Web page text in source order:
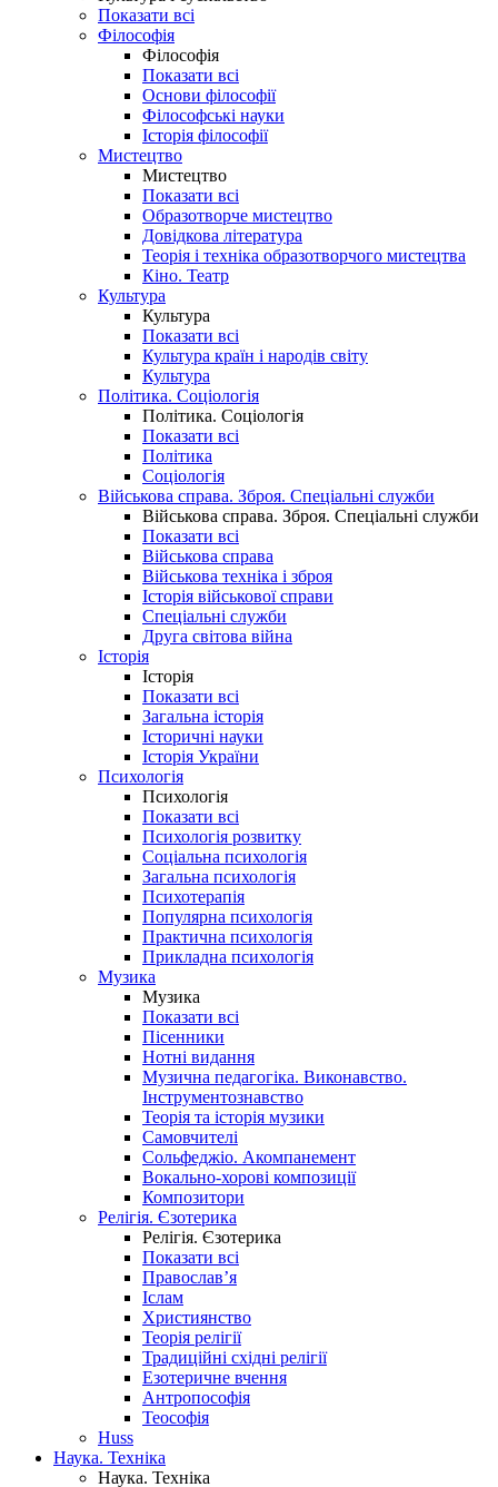
Показати всі
Філософія
Філософія
Показати всі
Основи філософії
Філософські науки
Історія філософії
Мистецтво
Мистецтво
Показати всі
Образотворче мистецтво
Довідкова література
Теорія і техніка образотворчого мистецтва
Кіно. Театр
Культура
Культура
Показати всі
Культура країн і народів світу
Культура
Політика. Соціологія
Політика. Соціологія
Показати всі
Політика
Соціологія
Військова справа. Зброя. Спеціальні служби
Військова справа. Зброя. Спеціальні служби
Показати всі
Військова справа
Військова техніка і зброя
Історія військової справи
Спеціальні служби
Друга світова війна
Історія
Історія
Показати всі
Загальна історія
Історичні науки
Історія України
Психологія
Психологія
Показати всі
Психологія розвитку
Соціальна психологія
Загальна психологія
Психотерапія
Популярна психологія
Практична психологія
Прикладна психологія
Музика
Музика
Показати всі
Пісенники
Нотні видання
Музична педагогіка. Виконавство.
Інструментознавство
Теорія та історія музики
Самовчителі
Сольфеджіо. Акомпанемент
Вокально-хорові композиції
Композитори
Релігія. Єзотерика
Релігія. Єзотерика
Показати всі
Православ’я
Іслам
Християнство
Теорія релігії
Традиційні східні релігії
Езотеричне вчення
Антропософія
Теософія
Huss
Наука. Техніка
Наука. Техніка